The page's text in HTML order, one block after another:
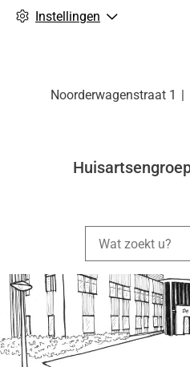
Instellingen
Noorderwagenstraat 1